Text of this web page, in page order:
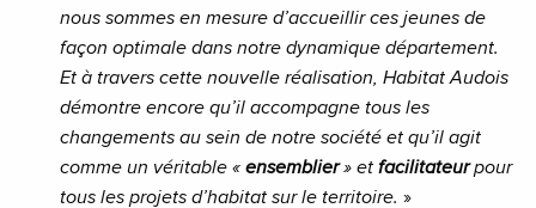
nous sommes en mesure d’accueillir ces jeunes de
façon optimale dans notre dynamique département.
Et à travers cette nouvelle réalisation, Habitat Audois
démontre encore qu’il accompagne tous les
changements au sein de notre société et qu’il agit
comme un véritable « ensemblier» et facilitateurpour
tous les projets d’habitat sur le territoire. »